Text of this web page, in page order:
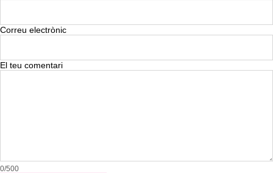
Correu electrònic
El teu comentari
0/500